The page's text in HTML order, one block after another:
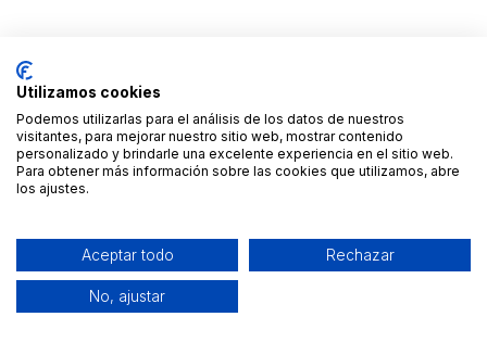
Utilizamos cookies
Podemos utilizarlas para el análisis de los datos de nuestros
visitantes, para mejorar nuestro sitio web, mostrar contenido
personalizado y brindarle una excelente experiencia en el sitio web.
Para obtener más información sobre las cookies que utilizamos, abre
los ajustes.
Aceptar todo Rechazar
No, ajustar